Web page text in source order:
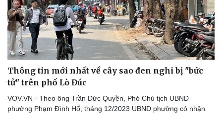
Thông tin mới nhất về cây sao đen nghi bị "bức
tử" trên phố Lò Đúc
VOV.VN - Theo ông Trần Đức Quyền, Phó Chủ tịch UBND
phường Phạm Đình Hổ, tháng 12/2023 UBND phường có nhận